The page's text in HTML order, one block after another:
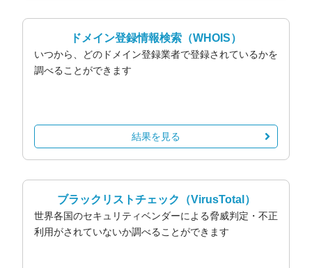
ドメイン登録情報検索 （WHOIS）
いつから、どのドメイン登録業者で登録されているかを
調べることができます
結果を見る
ブラックリストチェック （VirusTotal）
世界各国のセキュリティベンダーによる脅威判定・不正
利用がされていないか調べることができます